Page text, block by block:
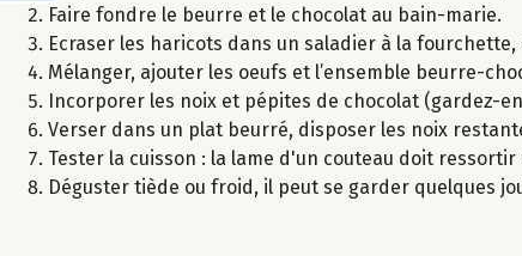
Faire fondre le beurre et le chocolat au bain-marie.
Ecraser les haricots dans un saladier à la
Mélanger, ajouter les oeufs et l’ensemble beurre-
Incorporer les noix et pépites de chocolat (gardez-
Verser dans un plat beurré, disposer les noix
Tester la cuisson : la lame d'un couteau doit ressortir
Déguster tiède ou froid, il peut se garder quelques